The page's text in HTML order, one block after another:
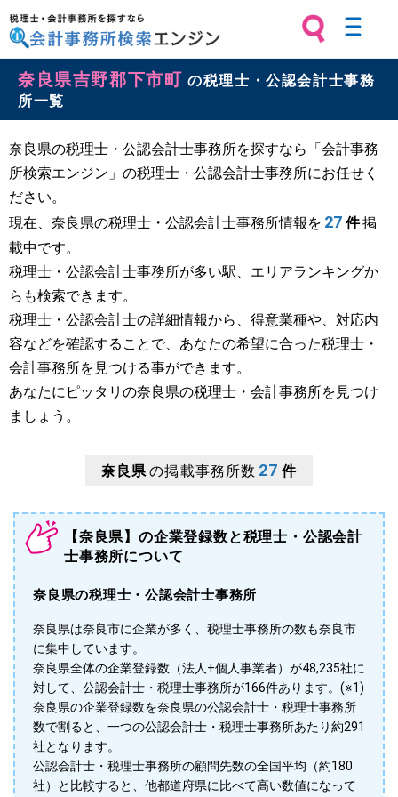
税理士・会計事務所を探すなら 会計
事務所検索エンジン
奈良県吉野郡下市町 の税理士・公認会計士事務
所一覧
奈良県の税理士・公認会計士事務所を探すなら「会計事務
所検索エンジン」の税理士・公認会計士事務所にお任せく
ださい。
現在、奈良県の税理士・公認会計士事務所情報を 27 件掲
載中です。
税理士・公認会計士事務所が多い駅、エリアランキングか
らも検索できます。
税理士・公認会計士の詳細情報から、得意業種や、対応内
容などを確認することで、あなたの希望に合った税理士・
会計事務所を見つける事ができます。
あなたにピッタリの奈良県の税理士・会計事務所を見つけ
ましょう。
奈良県の掲載事務所数 27 件
【奈良県】の企業登録数と税理士・公認会計
士事務所について
奈良県の税理士・公認会計士事務所
奈良県は奈良市に企業が多く、税理士事務所の数も奈良市
に集中しています。
奈良県全体の企業登録数（法人+個人事業者）が48,235社に
対して、公認会計士・税理士事務所が166件あります。(※1)
奈良県の企業登録数を奈良県の公認会計士・税理士事務所
数で割ると、一つの公認会計士・税理士事務所あたり約291
社となります。
公認会計士・税理士事務所の顧問先数の全国平均（約180
社）と比較すると、他都道府県に比べて高い数値になって